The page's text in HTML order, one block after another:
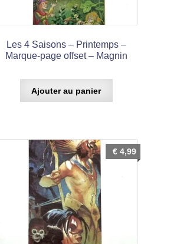
Les 4 Saisons – Printemps –
Marque-page offset – Magnin
Ajouter au panier
€ 4,99